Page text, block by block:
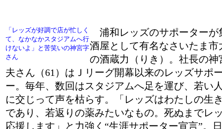
「レッズが好調で店が忙しく
て、なかなかスタジアムへ行
けないよ」と苦笑いの神宮字
さん
浦和レッズのサポーターが
酒屋として有名なさいたま市
の酒蔵力（りき）。社長の神
夫さん（61）はＪリーグ開幕以来のレッズサポ
ー。毎年、数回はスタジアムへ足を運び、若い
に交じって声を枯らす。「レッズはわたしの生
であり、若返りの薬みたいなもの。死ぬまでレ
応援します」と力強く“生涯サポーター宣言”。